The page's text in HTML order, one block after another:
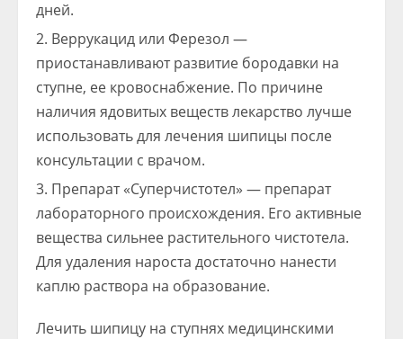
дней.
Веррукацид или Ферезол —
приостанавливают развитие бородавки на
ступне, ее кровоснабжение. По причине
наличия ядовитых веществ лекарство лучше
использовать для лечения шипицы после
консультации с врачом.
Препарат «Суперчистотел» — препарат
лабораторного происхождения. Его активные
вещества сильнее растительного чистотела.
Для удаления нароста достаточно нанести
каплю раствора на образование.
Лечить шипицу на ступнях медицинскими